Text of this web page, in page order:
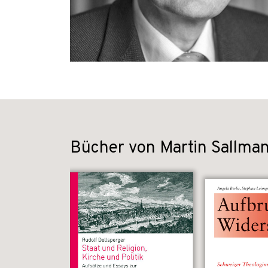
Bücher von Martin